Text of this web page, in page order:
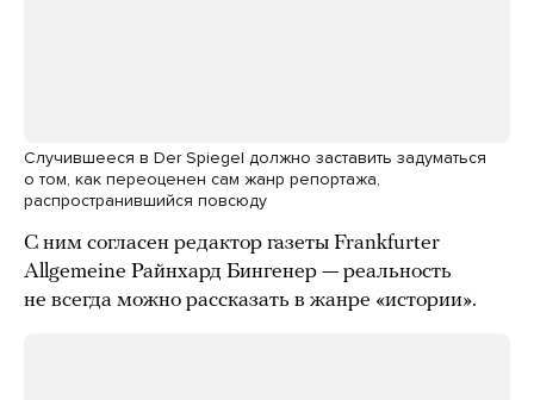
Случившееся в Der Spiegel должно заставить задуматься
о том, как переоценен сам жанр репортажа,
распространившийся повсюду
С ним согласен редактор газеты Frankfurter
Allgemeine Райнхард Бингенер — реальность
не всегда можно рассказать в жанре «истории».